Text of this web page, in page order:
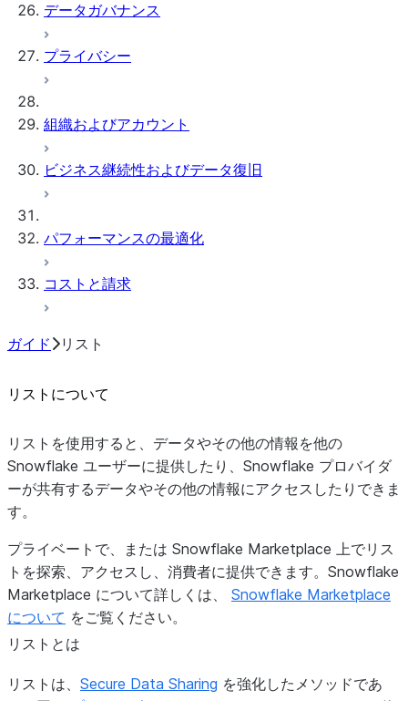
データガバナンス
プライバシー
組織およびアカウント
ビジネス継続性およびデータ復旧
パフォーマンスの最適化
コストと請求
ガイド リスト
リストについて
リストを使用すると、データやその他の情報を他の
Snowflake ユーザーに提供したり、Snowflake プロバイダ
ーが共有するデータやその他の情報にアクセスしたりできま
す。
プライベートで、または Snowflake Marketplace 上でリス
トを探索、アクセスし、消費者に提供できます。Snowflake
Marketplace について詳しくは、 Snowflake Marketplace
について をご覧ください。
リストとは
リストは、 Secure Data Sharing を強化したメソッドであ